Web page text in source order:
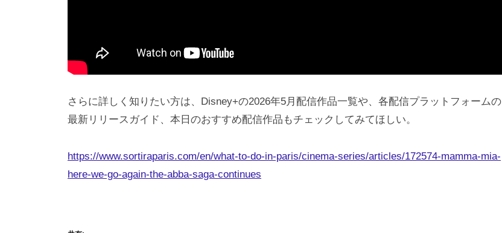
さらに詳しく知りたい方は、Disney+の2026年5月配信作品一覧や、各配信プラットフォームの
最新リリースガイド、本日のおすすめ配信作品もチェックしてみてほしい。
https://www.sortiraparis.com/en/what-to-do-in-paris/cinema-series/articles/172574-mamma-mia-
here-we-go-again-the-abba-saga-continues